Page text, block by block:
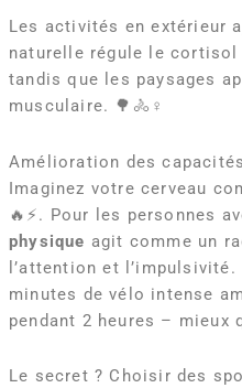
Les activités en extérieur
naturelle régule le cortisol
tandis que les paysages
musculaire. 🌳🚴♀️
Amélioration des
Imaginez votre cerveau
🔥⚡. Pour les personnes
physique agit comme un
l’attention et
minutes de vélo intense
pendant 2 heures –
Le secret ? Choisir des